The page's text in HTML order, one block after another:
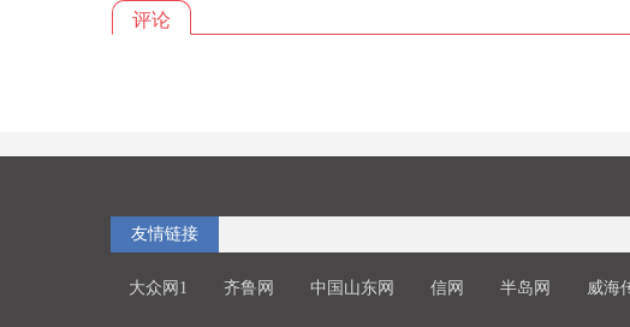
评论
友情链接
大众网1 齐鲁网 中国山东网 信网 半岛网 威海